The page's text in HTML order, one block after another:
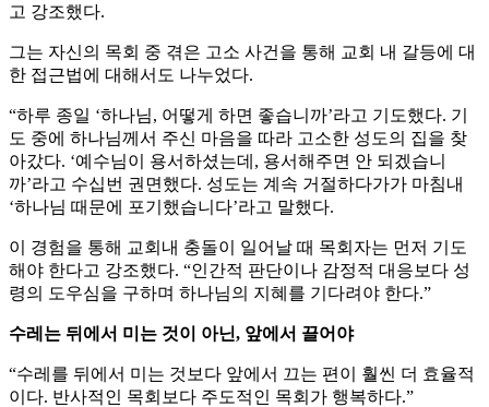
고 강조했다.
그는 자신의 목회 중 겪은 고소 사건을 통해 교회 내 갈등에 대
한 접근법에 대해서도 나누었다.
“하루 종일 ‘하나님, 어떻게 하면 좋습니까’라고 기도했다. 기
도 중에 하나님께서 주신 마음을 따라 고소한 성도의 집을 찾
아갔다. ‘예수님이 용서하셨는데, 용서해주면 안 되겠습니
까’라고 수십번 권면했다. 성도는 계속 거절하다가가 마침내
‘하나님 때문에 포기했습니다’라고 말했다.
이 경험을 통해 교회내 충돌이 일어날 때 목회자는 먼저 기도
해야 한다고 강조했다. “인간적 판단이나 감정적 대응보다 성
령의 도우심을 구하며 하나님의 지혜를 기다려야 한다.”
수레는 뒤에서 미는 것이 아닌, 앞에서 끌어야
“수레를 뒤에서 미는 것보다 앞에서 끄는 편이 훨씬 더 효율적
이다. 반사적인 목회보다 주도적인 목회가 행복하다.”